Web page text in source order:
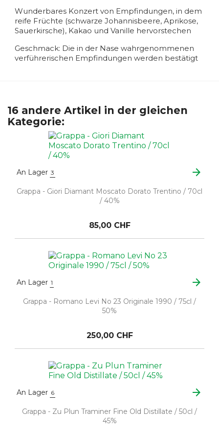
Wunderbares Konzert von Empfindungen, in dem
reife Früchte (schwarze Johannisbeere, Aprikose,
Sauerkirsche), Kakao und Vanille hervorstechen
Geschmack: Die in der Nase wahrgenommenen
verführerischen Empfindungen werden bestätigt
16 andere Artikel in der gleichen
Kategorie:
An Lager 3 arrow_forward
Grappa - Giori Diamant Moscato Dorato Trentino / 70cl
/ 40%
85,00 CHF
An Lager 1 arrow_forward
Grappa - Romano Levi No 23 Originale 1990 / 75cl /
50%
250,00 CHF
An Lager 6 arrow_forward
Grappa - Zu Plun Traminer Fine Old Distillate / 50cl /
45%